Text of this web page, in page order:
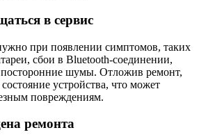
в сервис
при появлении симптомов, таких
сбои в Bluetooth-соединении,
шумы. Отложив ремонт,
устройства, что может
повреждениям.
ремонта